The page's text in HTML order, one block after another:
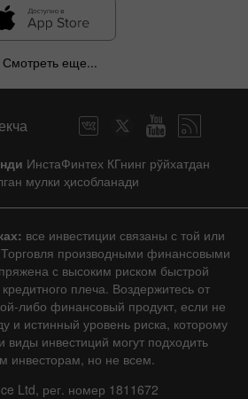
Смотреть еще...
ИнстаФинтех КГнинг рўйхатдан
мулки ҳисобланади
все инвестиции связаны с той или
производными финансовыми
с высоким риском быстрой
плеча. Воздержитесь от
либо финансовый продукт, если не
и истинный уровень риска, которому
виды инвестиций могут подходить
инвесторам, но не всем.
Ltd, рег. номер 1811672